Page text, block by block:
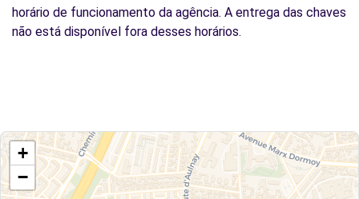
horário de funcionamento da agência. A entrega das chaves
não está disponível fora desses horários.
+
−